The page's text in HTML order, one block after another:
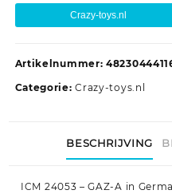
Crazy-toys.nl
Artikelnummer:
Categorie:Crazy-toys.nl
BESCHRIJVING
ICM 24053 – GAZ-A in